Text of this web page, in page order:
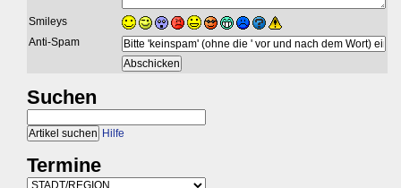
Smileys
Anti-Spam
Suchen
Hilfe
Termine